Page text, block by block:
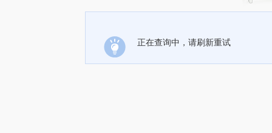
正在查询中，请刷新重试